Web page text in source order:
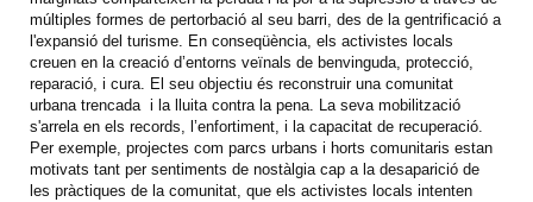
múltiples formes de pertorbació al seu barri, des de la gentrificació a
l'expansió del turisme. En conseqüència, els activistes locals
creuen en la creació d’entorns veïnals de benvinguda, protecció,
reparació, i cura. El seu objectiu és reconstruir una comunitat
urbana trencada i la lluita contra la pena. La seva mobilització
s'arrela en els records, l’enfortiment, i la capacitat de recuperació.
Per exemple, projectes com parcs urbans i horts comunitaris estan
motivats tant per sentiments de nostàlgia cap a la desaparició de
les pràctiques de la comunitat, que els activistes locals intenten